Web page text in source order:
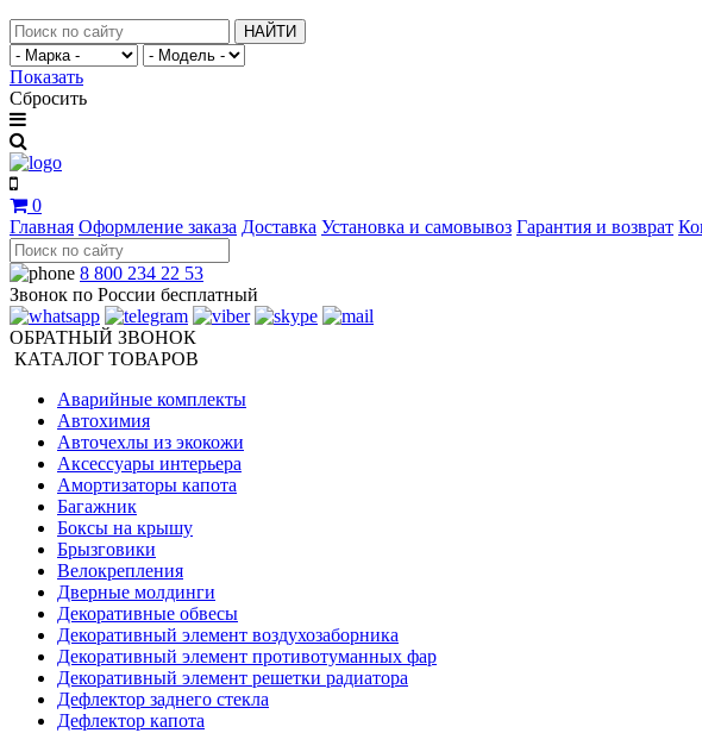
НАЙТИ
Показать
Сбросить
0
Главная Оформление заказа Доставка Установка и самовывоз Гарантия и возврат
8 800 234 22 53
Звонок по России бесплатный
ОБРАТНЫЙ ЗВОНОК
КАТАЛОГ ТОВАРОВ
Аварийные комплекты
Автохимия
Авточехлы из экокожи
Аксессуары интерьера
Амортизаторы капота
Багажник
Боксы на крышу
Брызговики
Велокрепления
Дверные молдинги
Декоративные обвесы
Декоративный элемент воздухозаборника
Декоративный элемент противотуманных фар
Декоративный элемент решетки радиатора
Дефлектор заднего стекла
Дефлектор капота